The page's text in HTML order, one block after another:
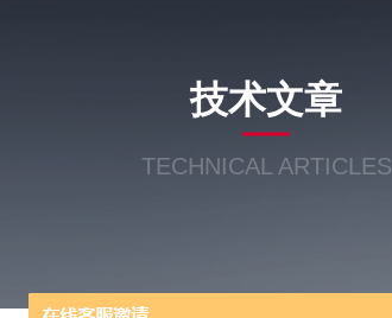
技术文章
TECHNICAL ARTICLES